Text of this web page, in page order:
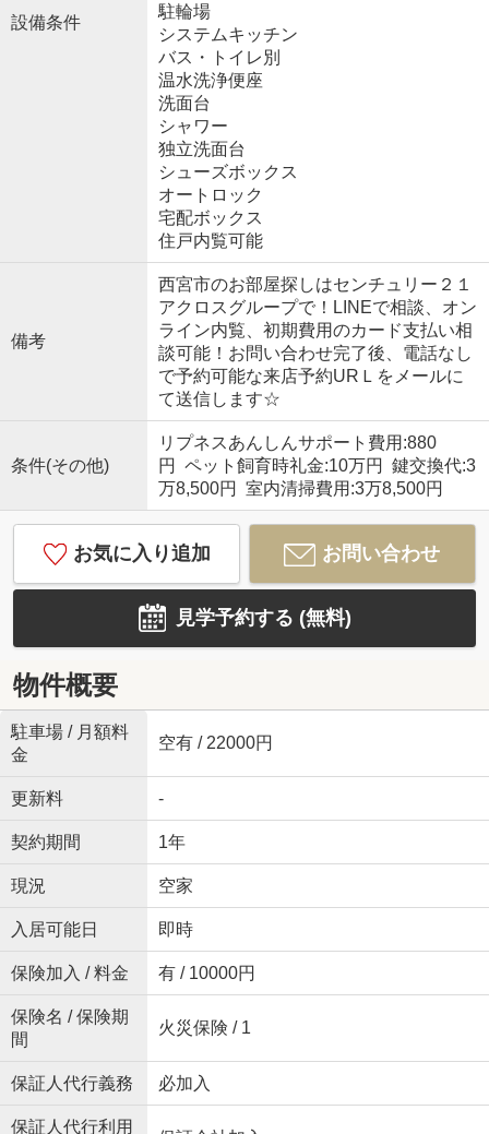
設備条件
駐輪場
システムキッチン
バス・トイレ別
温水洗浄便座
洗面台
シャワー
独立洗面台
シューズボックス
オートロック
宅配ボックス
住戸内覧可能
備考
西宮市のお部屋探しはセンチュリー２１
アクロスグループで！LINEで相談、オン
ライン内覧、初期費用のカード支払い相
談可能！お問い合わせ完了後、電話なし
で予約可能な来店予約URＬをメールに
て送信します☆
条件(その他)
リプネスあんしんサポート費用:880
円 ペット飼育時礼金:10万円 鍵交換代:3
万8,500円 室内清掃費用:3万8,500円
お気に入り追加 お問い合わせ
見学予約する (無料)
物件概要
駐車場 / 月額料
金
空有 / 22000円
更新料 -
契約期間 1年
現況 空家
入居可能日 即時
保険加入 / 料金 有 / 10000円
保険名 / 保険期
間
火災保険 / 1
保証人代行義務 必加入
保証人代行利用